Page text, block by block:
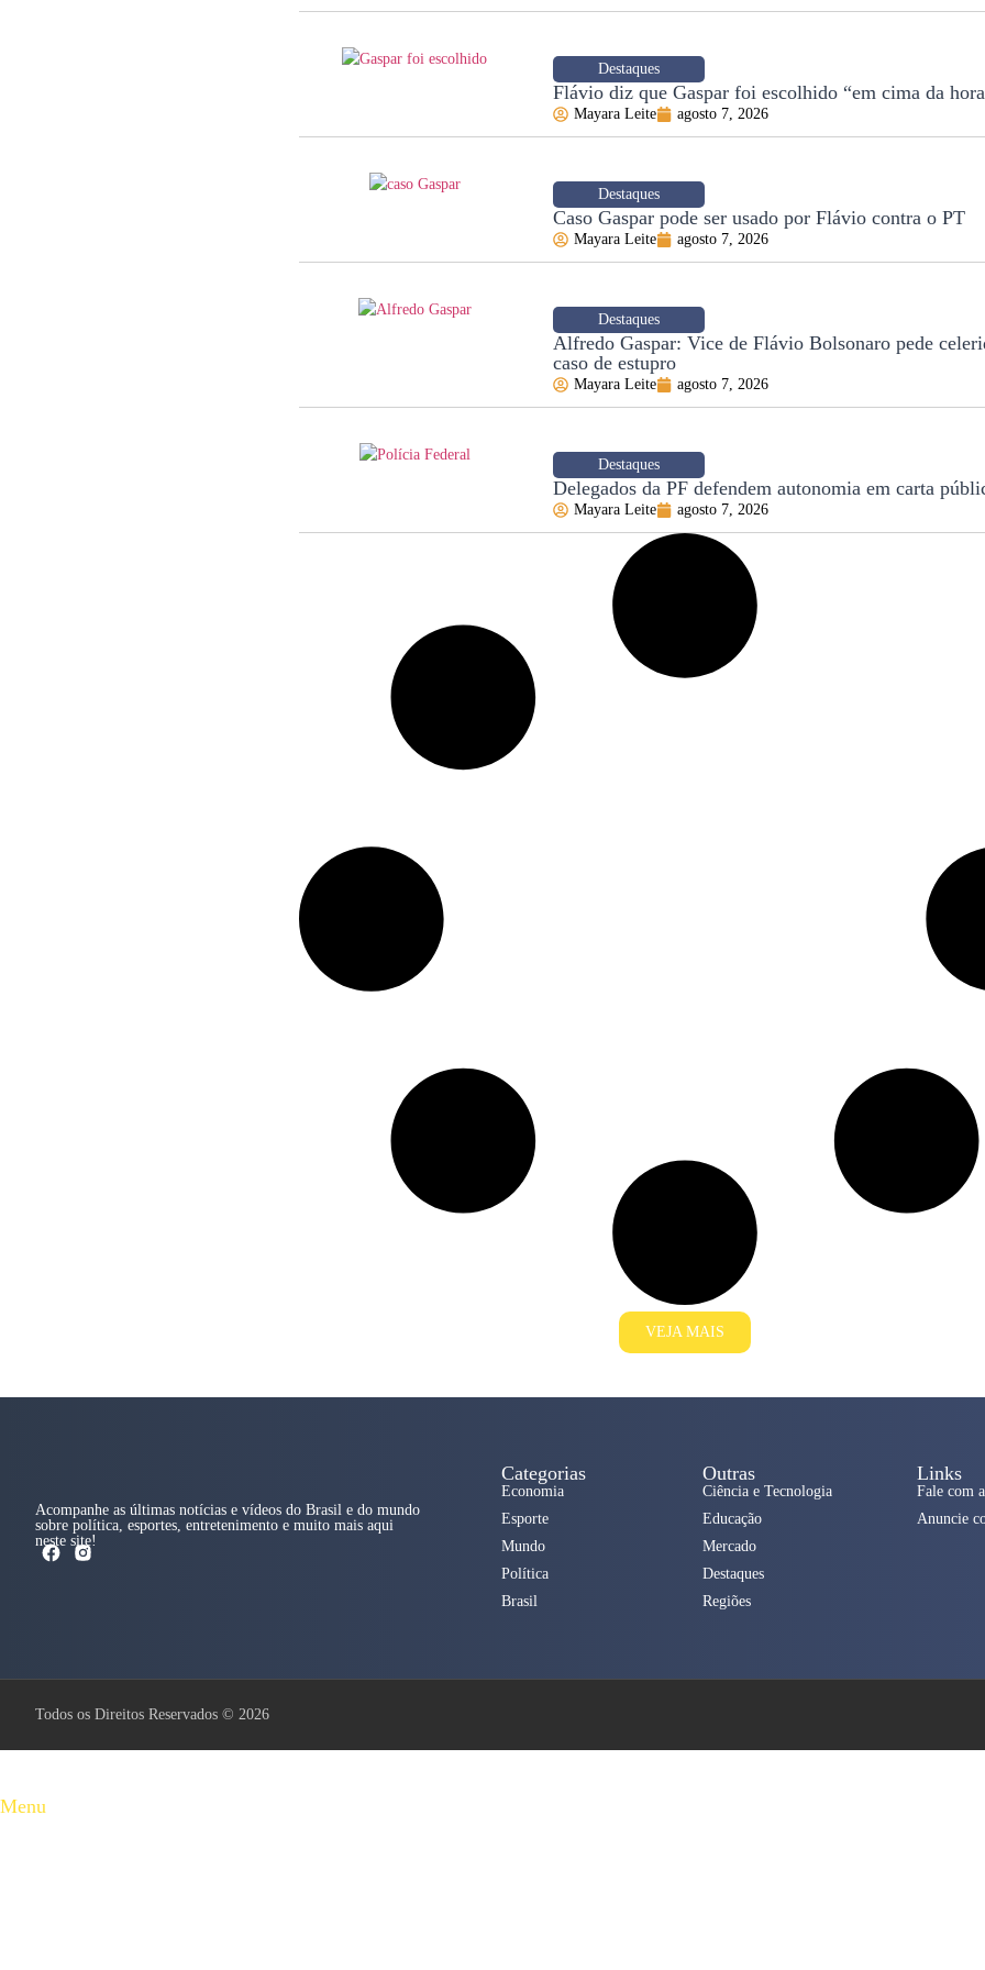
Destaques
Flávio diz que Gaspar foi escolhido “em cima da
Mayara Leite agosto 7, 2026
Destaques
Caso Gaspar pode ser usado por Flávio contra o PT
Mayara Leite agosto 7, 2026
Destaques
Alfredo Gaspar: Vice de Flávio Bolsonaro pede
caso de estupro
Mayara Leite agosto 7, 2026
Destaques
Delegados da PF defendem autonomia em carta
Mayara Leite agosto 7, 2026
VEJA MAIS
Acompanhe as últimas notícias e vídeos do Brasil e do mundo
sobre política, esportes, entretenimento e muito mais aqui
neste site!
Categorias
Economia
Esporte
Mundo
Política
Brasil
Outras
Ciência e Tecnologia
Educação
Mercado
Destaques
Regiões
Links
Fale com
Anuncie
Todos os Direitos Reservados © 2026
Menu